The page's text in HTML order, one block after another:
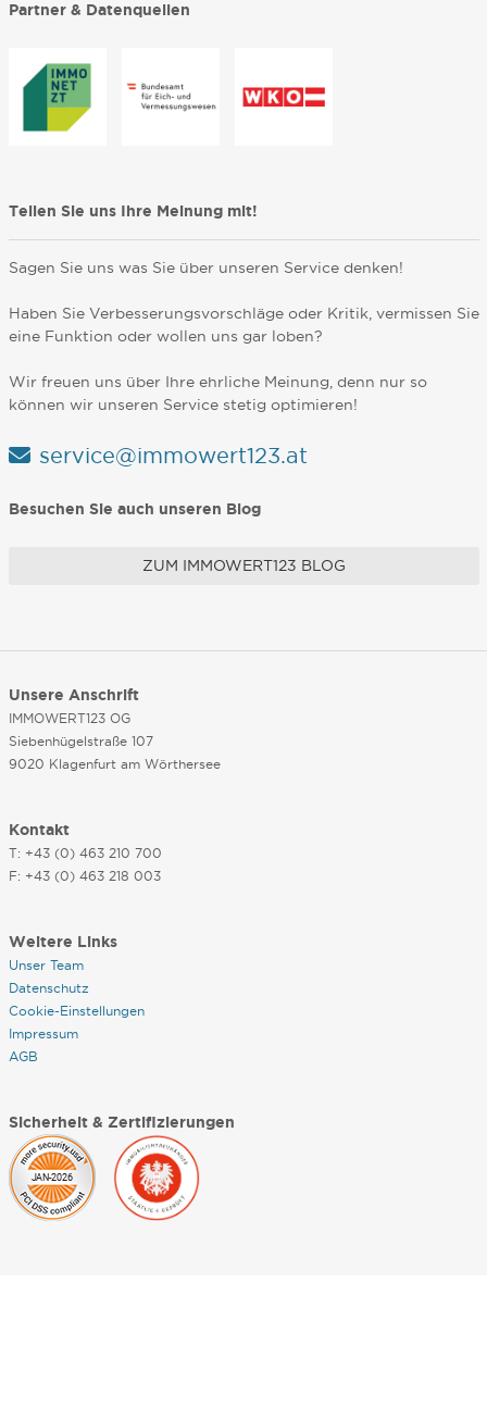
Partner & Datenquellen
Teilen Sie uns Ihre Meinung mit!
Sagen Sie uns was Sie über unseren Service denken!
Haben Sie Verbesserungsvorschläge oder Kritik, vermissen Sie
eine Funktion oder wollen uns gar loben?
Wir freuen uns über Ihre ehrliche Meinung, denn nur so
können wir unseren Service stetig optimieren!
service@immowert123.at
Besuchen Sie auch unseren Blog
ZUM IMMOWERT123 BLOG
Unsere Anschrift
IMMOWERT123 OG
Siebenhügelstraße 107
9020 Klagenfurt am Wörthersee
Kontakt
T: +43 (0) 463 210 700
F: +43 (0) 463 218 003
Weitere Links
Unser Team
Datenschutz
Cookie-Einstellungen
Impressum
AGB
Sicherheit & Zertifizierungen